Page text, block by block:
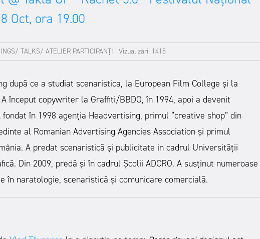
Oct, ora 19.00
TALKS/ ATELIER PARTICIPANȚI | Vizualizări: 1418
după ce a studiat scenaristica, la European Film College și la
început copywriter la Graffiti/BBDO, în 1994, apoi a devenit
în 1998 agenția Headvertising, primul “creative shop” din
al Romanian Advertising Agencies Association și primul
A predat scenaristică și publicitate in cadrul Universității
Din 2009, predă și în cadrul Școlii ADCRO. A susținut numeroase
în naratologie, scenaristică și comunicare comercială.